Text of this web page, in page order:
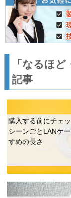
「なるほ
記事
購入する前にチェ
シーンごとLANケ
すめの長さ